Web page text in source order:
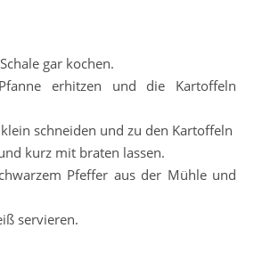
gar kochen.
erhitzen und die Kartoffeln
schneiden und zu den Kartoffeln
kurz mit braten lassen.
Pfeffer aus der Mühle und
servieren.